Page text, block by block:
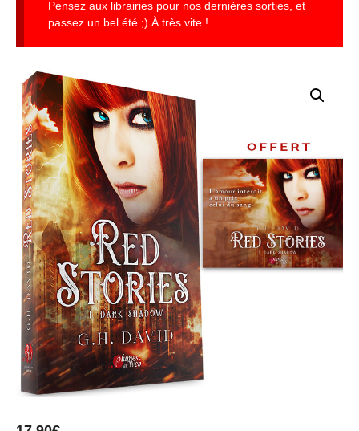
Pensez aux librairies pour nos dernières sorties, et
passez un bel été ;) À très vite !